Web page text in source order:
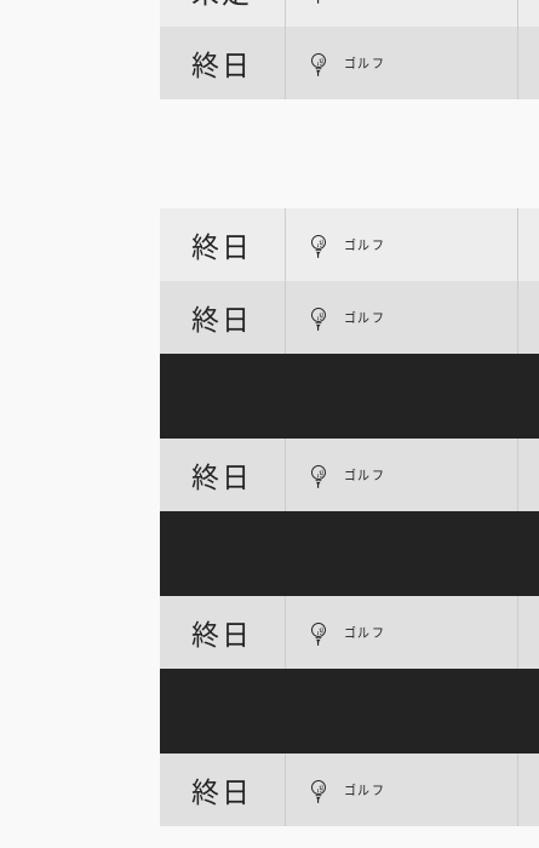
終日 ゴルフ
終日 ゴルフ
終日 ゴルフ
終日 ゴルフ
終日 ゴルフ
終日 ゴルフ